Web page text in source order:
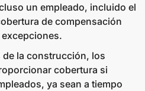
un empleado, incluido el
de compensación
la construcción, los
cobertura si
ya sean a tiempo